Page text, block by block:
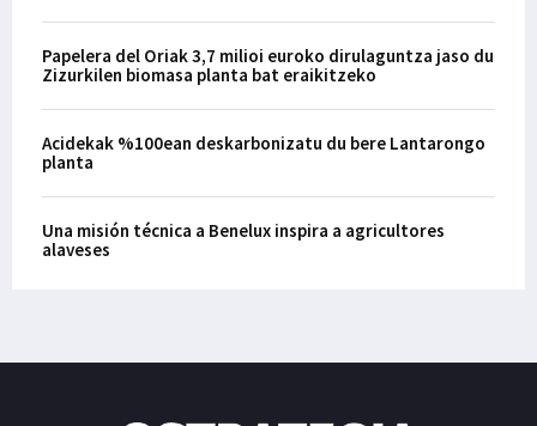
Papelera del Oriak 3,7 milioi euroko dirulaguntza jaso du
Zizurkilen biomasa planta bat eraikitzeko
Acidekak %100ean deskarbonizatu du bere Lantarongo
planta
Una misión técnica a Benelux inspira a agricultores
alaveses